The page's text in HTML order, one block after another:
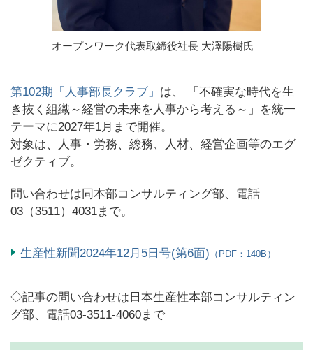
オープンワーク代表取締役社長 大澤陽樹氏
第102期「人事部長クラブ」 は、 「不確実な時代を生
き抜く組織～経営の未来を人事から考える～」を統一
テーマに2027年1月まで開催。
対象は、人事・労務、総務、人材、経営企画等のエグ
ゼクティブ。
問い合わせは同本部コンサルティング部、電話
03（3511）4031まで。
生産性新聞2024年12月5日号(第6面) （PDF：140B）
◇記事の問い合わせは日本生産性本部コンサルティン
グ部、電話03-3511-4060まで